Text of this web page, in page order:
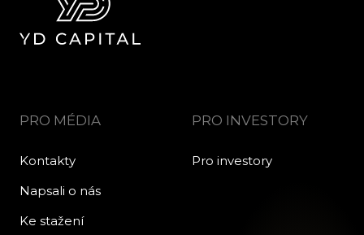
PRO MÉDIA
Kontakty
Napsali o nás
Ke stažení
PRO INVESTORY
Pro investory